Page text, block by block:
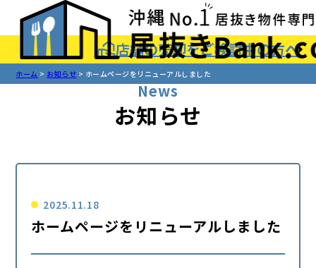
店舗の売却をご検討中の方へ
ホーム お知らせ ホームページをリニューアルしました
News
お知らせ
2025.11.18
ホームページをリニューアルしました